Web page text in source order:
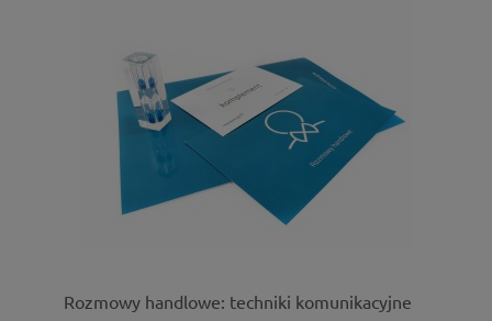
Rozmowy handlowe: techniki komunikacyjne